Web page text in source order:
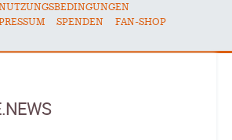
SPENDEN FAN-SHOP